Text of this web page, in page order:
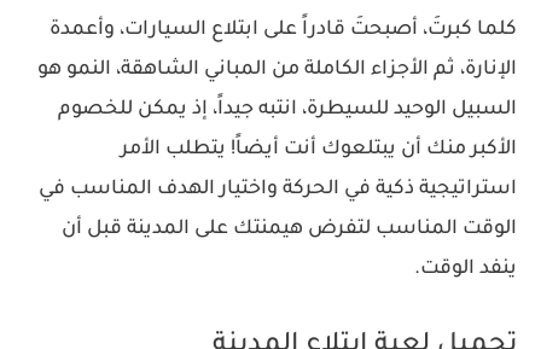
كلما كبرتَ، أصبحتَ قادراً على ابتلاع السيارات، وأعمدة
الإنارة، ثم الأجزاء الكاملة من المباني الشاهقة، النمو هو
السبيل الوحيد للسيطرة، انتبه جيداً، إذ يمكن للخصوم
الأكبر منك أن يبتلعوك أنت أيضاً! يتطلب الأمر
استراتيجية ذكية في الحركة واختيار الهدف المناسب في
الوقت المناسب لتفرض هيمنتك على المدينة قبل أن
ينفد الوقت.